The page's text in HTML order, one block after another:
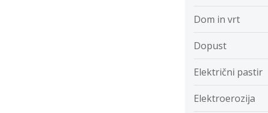
Dom in vrt
Dopust
Električni pastir
Elektroerozija